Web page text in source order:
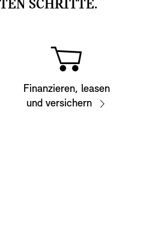
SCHRITTE.
Finanzieren, leasen
und versichern